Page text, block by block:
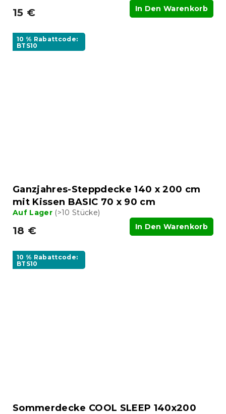
15 € In Den Warenkorb
10 % Rabattcode:
BTS10
Ganzjahres-Steppdecke 140 x 200 cm
mit Kissen BASIC 70 x 90 cm
Auf Lager (>10 Stücke)
18 € In Den Warenkorb
10 % Rabattcode:
BTS10
Sommerdecke COOL SLEEP 140x200